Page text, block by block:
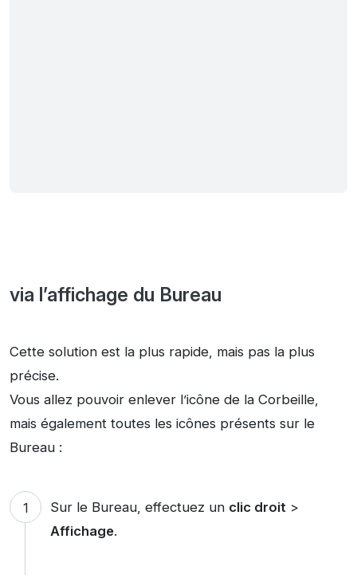
via l’affichage du Bureau
Cette solution est la plus rapide, mais pas la plus
précise.
Vous allez pouvoir enlever l’icône de la Corbeille,
mais également toutes les icônes présents sur le
Bureau :
Sur le Bureau, effectuez un clic droit>
Affichage.